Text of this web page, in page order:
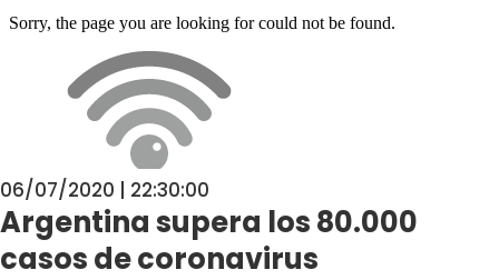
06/07/2020 | 22:30:00
Argentina supera los 80.000
casos de coronavirus